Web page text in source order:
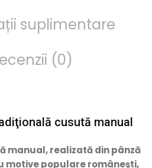
suplimentare
(0)
cusută manual
manual, realizată din pânză
motive populare româneşti,